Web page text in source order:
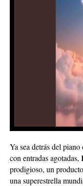
Ya sea detrás del
con entradas agotadas,
prodigioso, un
una superestrella